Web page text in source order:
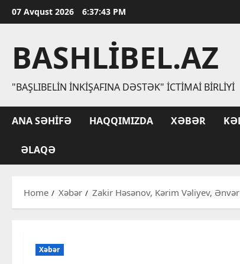
Skip
to
07 Avqust 2026 6:37:44 PM
BASHLIBEL.AZ
"BAŞLIBELIN İNKIŞAFINA DƏSTƏK" İCTIMAI BIRLIYI
ANA SƏHIFƏ HAQQIMIZDA XƏBƏR
ƏLAQƏ
Home Xəbər Zakir Həsənov, Kərim Vəliyev,
Xəbər